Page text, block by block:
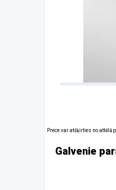
Prece var atšķirties no attēlā
Galvenie